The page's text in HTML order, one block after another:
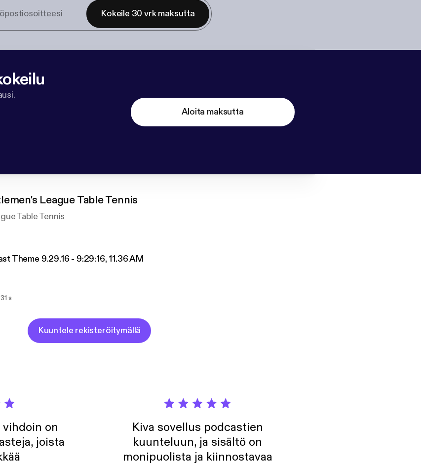
Kokeile 30 vrk maksutta
Aloita maksutta
League Table Tennis
Table Tennis
Theme 9.29.16 - 9:29:16, 11.36 AM
31 s
Kuuntele rekisteröitymällä
on
joista
Kiva sovellus podcastien
kuunteluun, ja sisältö on
monipuolista ja kiinnostavaa